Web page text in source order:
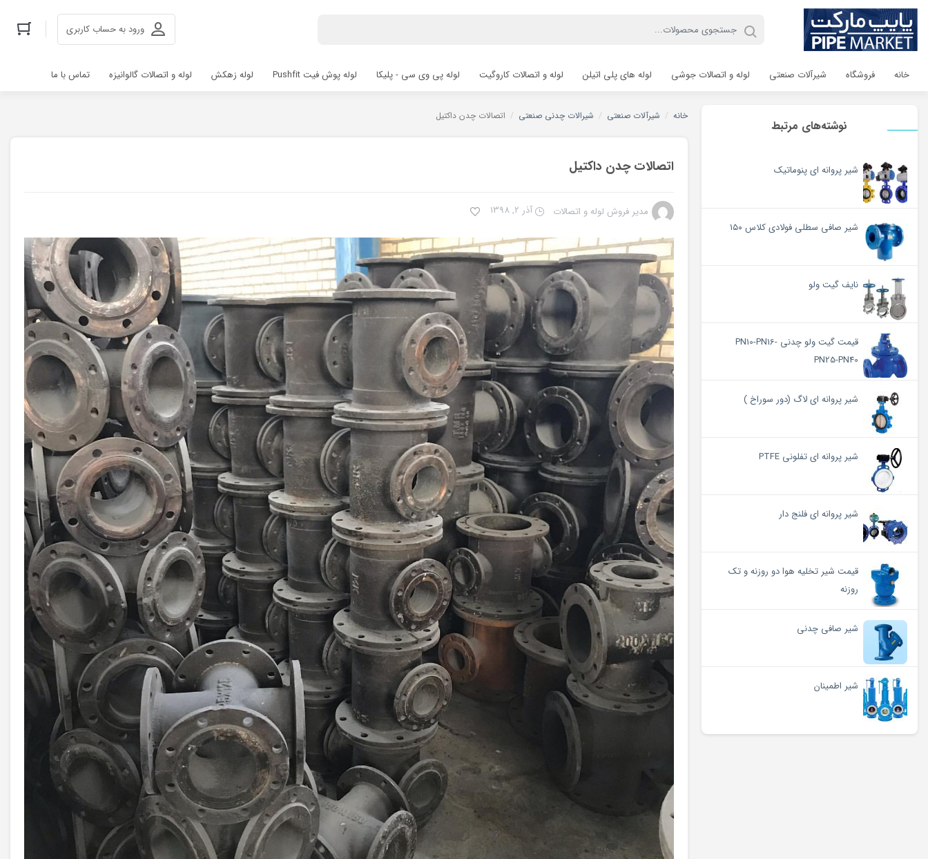
ورود به حساب کاربری
خانه فروشگاه شیرآلات صنعتی لوله و اتصالات جوشی لوله های پلی اتیلن لوله و اتصالات کاروگیت لوله پی وی سی - پلیکا لوله پوش فیت Pushfit لوله زهکش لوله و اتصالات گالوانیزه تماس با ما
نوشته‌های مرتبط
شیر پروانه ای پنوماتیک
شیر صافی سطلی فولادی کلاس ۱۵۰
نایف گیت ولو
قیمت گیت ولو چدنی PN10-PN16-
PN25-PN40
شیر پروانه ای لاگ (دور سوراخ )
شیر پروانه ای تفلونی PTFE
شیر پروانه ای فلنج دار
قیمت شیر تخلیه هوا دو روزنه و تک
روزنه
شیر صافی چدنی
شیر اطمینان
خانه / شیرآلات صنعتی / شیرالات چدنی صنعتی / اتصالات چدن داکتیل
اتصالات چدن داکتیل
مدیر فروش لوله و اتصالات آذر 2, 1398